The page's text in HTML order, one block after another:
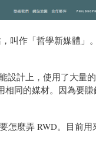
叫作「哲學新媒體
設計上，使用了大量
相同的媒材。因為要
怎麼弄 RWD。目前用